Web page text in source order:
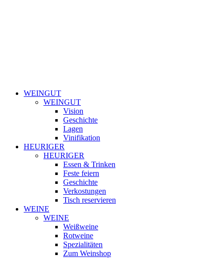
WEINGUT
WEINGUT
Vision
Geschichte
Lagen
Vinifikation
HEURIGER
HEURIGER
Essen & Trinken
Feste feiern
Geschichte
Verkostungen
Tisch reservieren
WEINE
WEINE
Weißweine
Rotweine
Spezialitäten
Zum Weinshop